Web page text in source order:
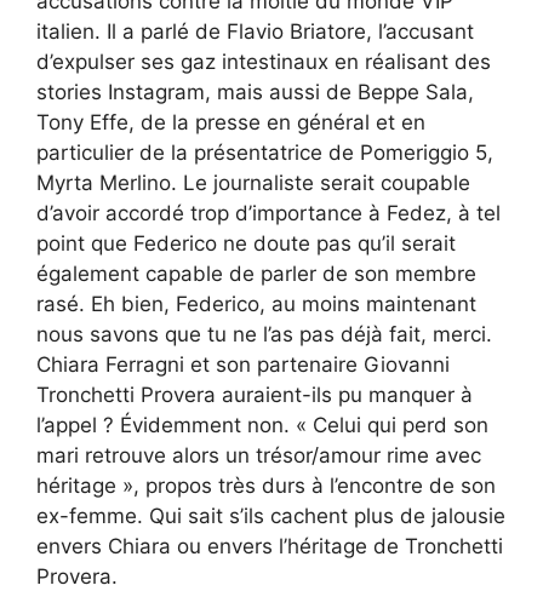
italien. Il a parlé de Flavio Briatore, l’accusant
d’expulser ses gaz intestinaux en réalisant des
stories Instagram, mais aussi de Beppe Sala,
Tony Effe, de la presse en général et en
particulier de la présentatrice de Pomeriggio 5,
Myrta Merlino. Le journaliste serait coupable
d’avoir accordé trop d’importance à Fedez, à tel
point que Federico ne doute pas qu’il serait
également capable de parler de son membre
rasé. Eh bien, Federico, au moins maintenant
nous savons que tu ne l’as pas déjà fait, merci.
Chiara Ferragni et son partenaire Giovanni
Tronchetti Provera auraient-ils pu manquer à
l’appel ? Évidemment non. « Celui qui perd son
mari retrouve alors un trésor/amour rime avec
héritage », propos très durs à l’encontre de son
ex-femme. Qui sait s’ils cachent plus de jalousie
envers Chiara ou envers l’héritage de Tronchetti
Provera.